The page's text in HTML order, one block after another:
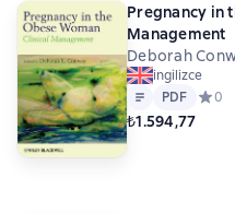
Pregnancy in
Management
Deborah
ingilizce
Metin
PDF
PDF 0
₺1.594,77